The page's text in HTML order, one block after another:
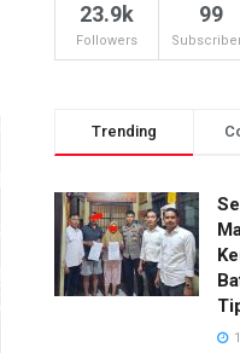
23.9k
Followers
99
Trending